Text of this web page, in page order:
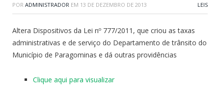
POR ADMINISTRADOR EM 13 DE DEZEMBRO DE 2013 LEIS
Altera Dispositivos da Lei nº 777/2011, que criou as taxas
administrativas e de serviço do Departamento de trânsito do
Município de Paragominas e dá outras providências
Clique aqui para visualizar